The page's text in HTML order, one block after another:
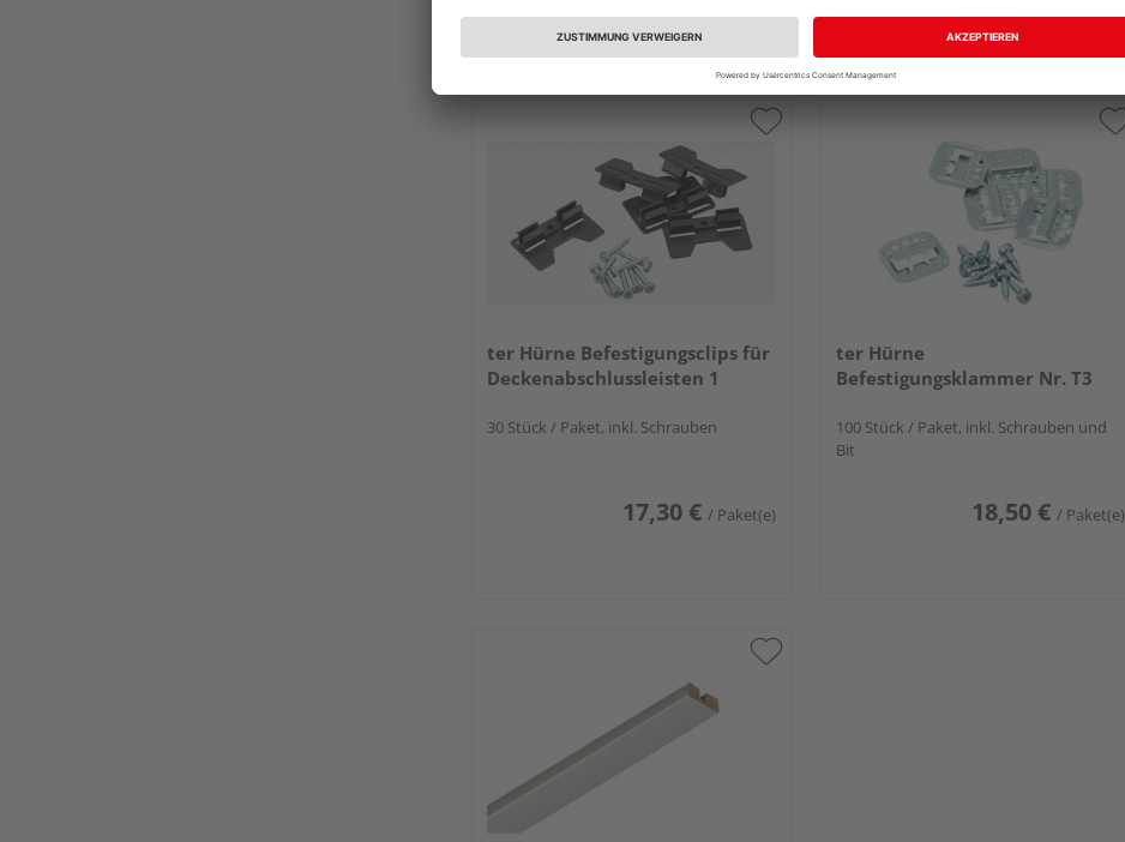
ter Hürne Befestigungsclips für
Deckenabschlussleisten 1
30 Stück / Paket, inkl. Schrauben
17,30 € / Paket(e)
ter Hürne
Befestigungsklammer Nr. T3
100 Stück / Paket, inkl. Schrauben und
Bit
18,50 € / Paket(e)